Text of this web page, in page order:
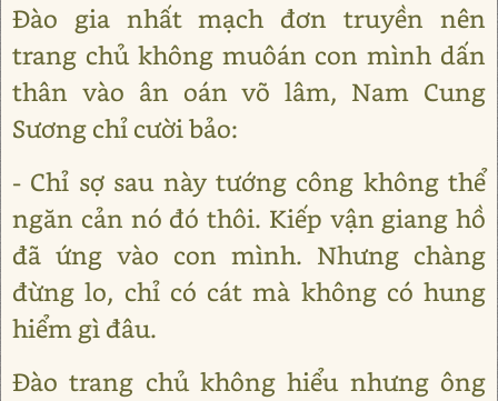
Đào gia nhất mạch đơn truyền nên
trang chủ không muôán con mình dấn
thân vào ân oán võ lâm, Nam Cung
Sương chỉ cười bảo:
- Chỉ sợ sau này tướng công không thể
ngăn cản nó đó thôi. Kiếp vận giang hồ
đã ứng vào con mình. Nhưng chàng
đừng lo, chỉ có cát mà không có hung
hiểm gì đâu.
Đào trang chủ không hiểu nhưng ông